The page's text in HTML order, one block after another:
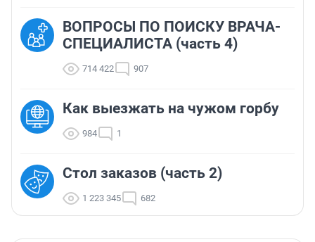
ВОПРОСЫ ПО ПОИСКУ ВРАЧА-
СПЕЦИАЛИСТА (часть 4)
714 422 907
Как выезжать на чужом горбу
984 1
Стол заказов (часть 2)
1 223 345 682